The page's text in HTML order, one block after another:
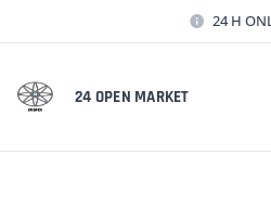
24 H
24 OPEN MARKET